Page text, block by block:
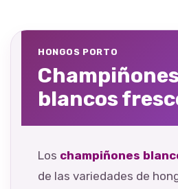
HONGOS PORTO
blancos
Los champiñones
de las variedades de